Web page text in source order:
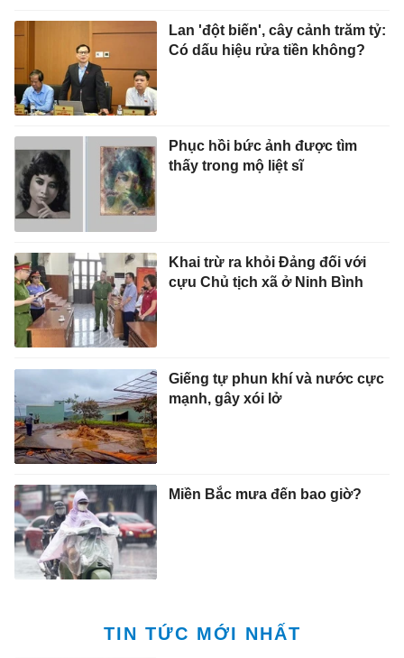
Lan 'đột biến', cây cảnh trăm tỷ:
Có dấu hiệu rửa tiền không?
Phục hồi bức ảnh được tìm
thấy trong mộ liệt sĩ
Khai trừ ra khỏi Đảng đối với
cựu Chủ tịch xã ở Ninh Bình
Giếng tự phun khí và nước cực
mạnh, gây xói lở
Miền Bắc mưa đến bao giờ?
TIN TỨC MỚI NHẤT